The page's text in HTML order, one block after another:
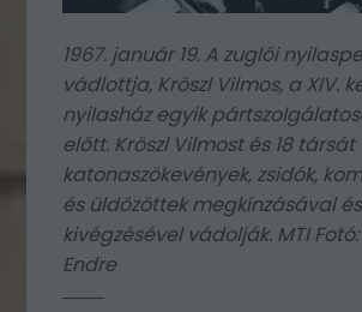
1967. január 19. A zuglói
vádlottja, Kröszl Vilmos, a XIV.
nyilasház egyik
előtt. Kröszl Vilmost és 18 társát
katonaszökevények, zsidók,
és üldözöttek megkínzásával
kivégzésével vádolják. MTI
Endre